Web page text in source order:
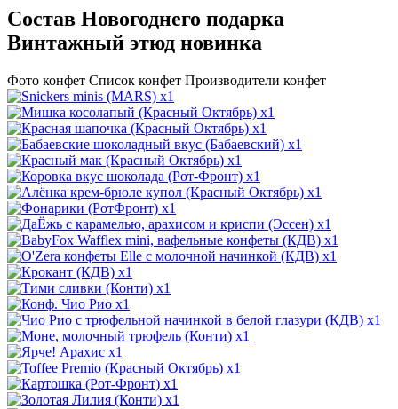
Состав Новогоднего подарка
Винтажный этюд новинка
Фото конфет Список конфет Производители конфет
x1
x1
x1
x1
x1
x1
x1
x1
x1
x1
x1
x1
x1
x1
x1
x1
x1
x1
x1
x1